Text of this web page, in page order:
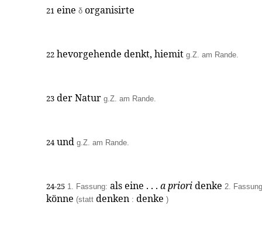
21 eine δ organisirte
22 hevorgehende denkt, hiemit g.Z. am Rande.
23 der Natur g.Z. am Rande.
24 und g.Z. am Rande.
24-25 1. Fassung: als eine . . . a prioridenke 2.
könne (statt denken : denke )